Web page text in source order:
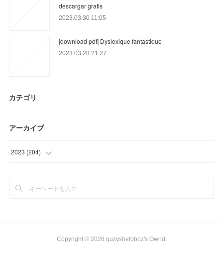
descargar gratis
2023.03.30 11:05
[download pdf] Dyslexique fantastique
2023.03.28 21:27
カテゴリ
アーカイブ
2023 (204)
(
Copyright © 2026 quzyshefoboz's Ownd .